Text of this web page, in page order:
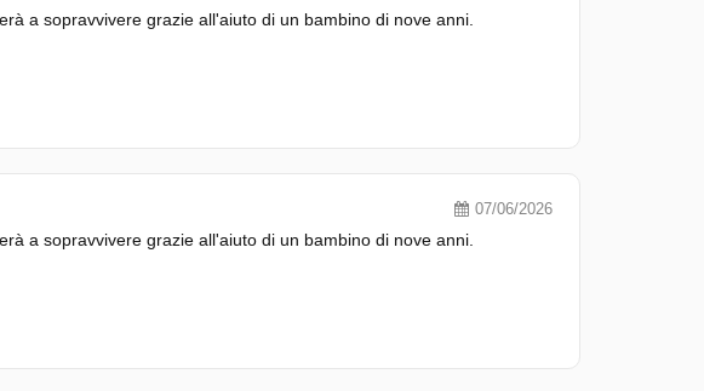
a sopravvivere grazie all'aiuto di un bambino di nove anni.
07/06/2026
a sopravvivere grazie all'aiuto di un bambino di nove anni.